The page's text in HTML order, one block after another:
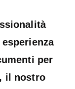
per
il nostro